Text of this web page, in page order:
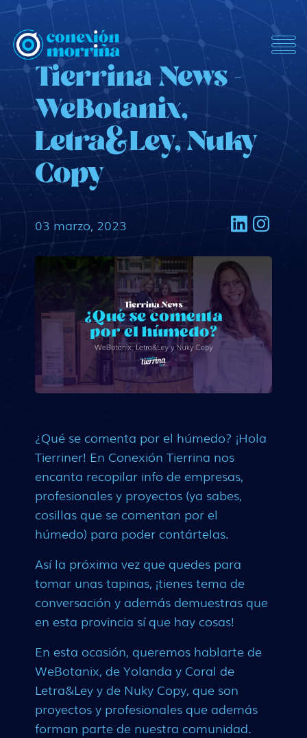
ConexionMorrina
Tierrina News -
WeBotanix,
Letra&Ley, Nuky
Copy
03 marzo, 2023
¿Qué se comenta por el húmedo? ¡Hola
Tierriner! En Conexión Tierrina nos
encanta recopilar info de empresas,
profesionales y proyectos (ya sabes,
cosillas que se comentan por el
húmedo) para poder contártelas.
Así la próxima vez que quedes para
tomar unas tapinas, ¡tienes tema de
conversación y además demuestras que
en esta provincia sí que hay cosas!
En esta ocasión, queremos hablarte de
WeBotanix, de Yolanda y Coral de
Letra&Ley y de Nuky Copy, que son
proyectos y profesionales que además
forman parte de nuestra comunidad.